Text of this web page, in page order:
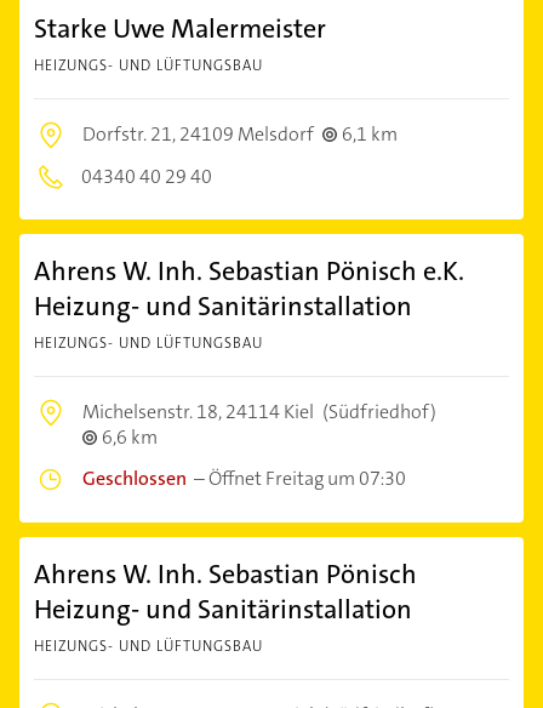
Starke Uwe Malermeister
HEIZUNGS- UND LÜFTUNGSBAU
Dorfstr. 21,24109 Melsdorf
6,1 km
04340 40 29 40
Ahrens W. Inh. Sebastian Pönisch e.K.
Heizung- und Sanitärinstallation
HEIZUNGS- UND LÜFTUNGSBAU
Michelsenstr. 18,24114 Kiel (Südfriedhof)
6,6 km
Geschlossen –Öffnet Freitag um 07:30
Ahrens W. Inh. Sebastian Pönisch
Heizung- und Sanitärinstallation
HEIZUNGS- UND LÜFTUNGSBAU